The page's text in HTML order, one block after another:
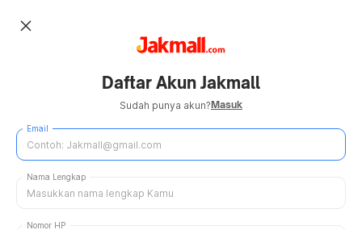
close
Daftar Akun Jakmall
Sudah punya akun?Masuk
Email
Nama Lengkap
Nomor HP